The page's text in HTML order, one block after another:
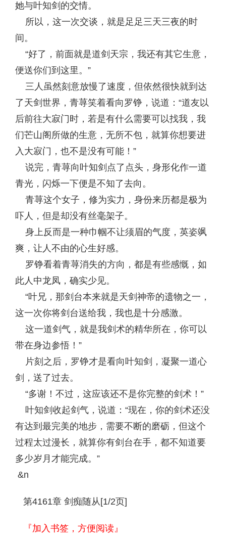
她与叶知剑的交情。
所以，这一次交谈，就是足足三天三夜的时
间。
“好了，前面就是道剑天宗，我还有其它生意，
便送你们到这里。”
三人虽然刻意放慢了速度，但依然很快就到达
了天剑世界，青荨笑着看向罗铮，说道：“道友以
后前往大寂门时，若是有什么需要可以找我，我
们芒山阁所做的生意，无所不包，就算你想要进
入大寂门，也不是没有可能！”
说完，青荨向叶知剑点了点头，身形化作一道
青光，闪烁一下便是不知了去向。
青荨这个女子，修为实力，身份来历都是极为
吓人，但是却没有丝毫架子。
身上反而是一种巾帼不让须眉的气度，英姿飒
爽，让人不由的心生好感。
罗铮看着青荨消失的方向，都是有些感慨，如
此人中龙凤，确实少见。
“叶兄，那剑台本来就是天剑神帝的遗物之一，
这一次你将剑台送给我，我也是十分感激。
这一道剑气，就是我剑术的精华所在，你可以
带在身边参悟！”
片刻之后，罗铮才是看向叶知剑，凝聚一道心
剑，送了过去。
“多谢！不过，这应该还不是你完整的剑术！”
叶知剑收起剑气，说道：“现在，你的剑术还没
有达到最完美的地步，需要不断的磨砺，但这个
过程太过漫长，就算你有剑台在手，都不知道要
多少岁月才能完成。”
&n
第4161章 剑痴随从[1/2页]
『加入书签，方便阅读』